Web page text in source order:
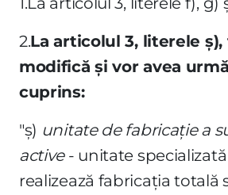
2.La articolul 3, literele ş),
modifică şi vor avea
cuprins:
"ş) unitate de fabricaţie a
active- unitate specializată
realizează fabricaţia totală